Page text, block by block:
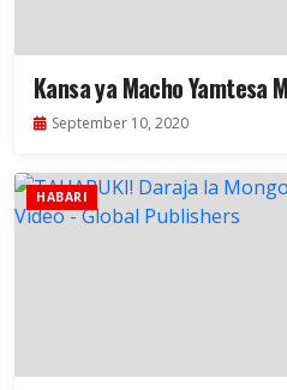
Kansa ya Macho Yamtesa
September 10, 2020
HABARI